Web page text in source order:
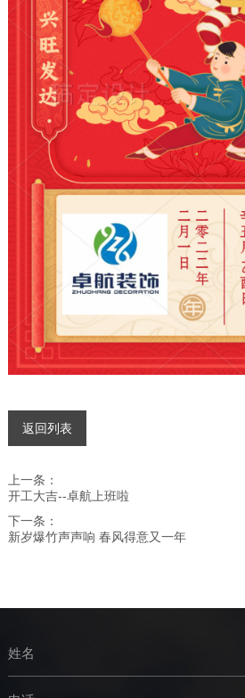
返回列表
上一条：
开工大吉--卓航上班啦
下一条：
新岁爆竹声声响 春风得意又一年